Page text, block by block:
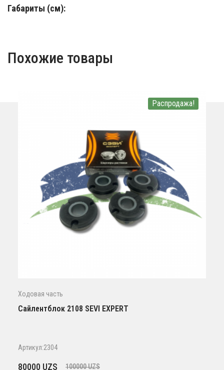
Габариты (см):
Похожие товары
Распродажа!
Ходовая часть
Сайлентблок 2108 SEVI EXPERT
Артикул:2304
100000UZS
Первоначальная
80000 UZS
Текущая